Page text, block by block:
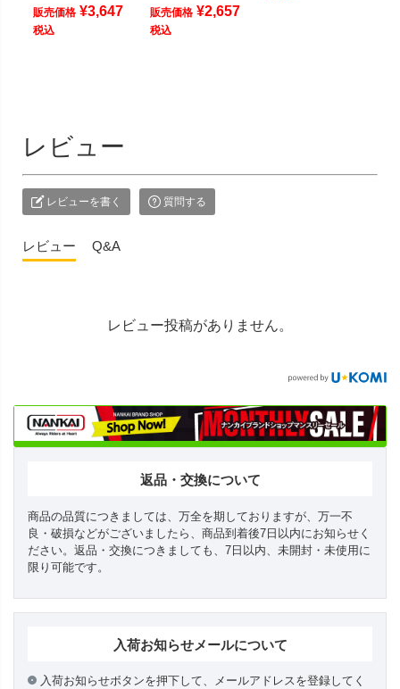
販売価格 ¥3,647
税込
販売価格 ¥2,657
税込
レビュー
レビューを書く 質問する
レビュー Q&A
レビュー投稿がありません。
返品・交換について
商品の品質につきましては、万全を期しておりますが、万一不
良・破損などがございましたら、商品到着後7日以内にお知らせく
ださい。返品・交換につきましても、7日以内、未開封・未使用に
限り可能です。
入荷お知らせメールについて
入荷お知らせボタンを押下して、メールアドレスを登録してく